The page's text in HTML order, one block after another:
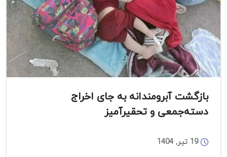
بازگشت آبرومندانه به جای اخراج
دسته‌جمعی و تحقیرآمیز
19 تیر, 1404